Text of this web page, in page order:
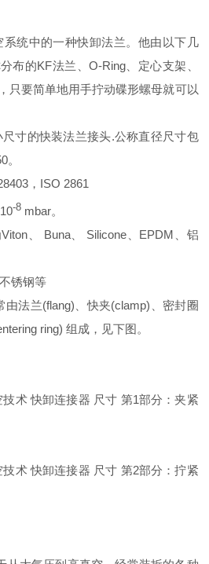
统中的一种快卸法兰。他由以下几
布的KF法兰、O-Ring、定心支架、
只要简单地用手拧动碟形螺母就可以
的快装法兰接头.公称直径尺寸包
。
，ISO 2861
-8 mbar。
、 Buna、 Silicone、EPDM、铝
锈钢等
法兰(flang)、快夹(clamp)、密封圈
ring) 组成，见下图。
术 快卸连接器 尺寸 第1部分：夹紧
术 快卸连接器 尺寸 第2部分：拧紧